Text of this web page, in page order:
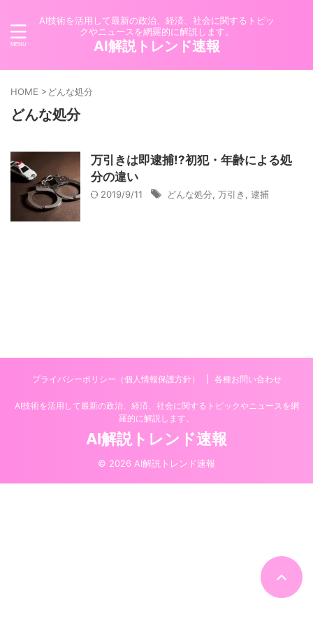
AI技術を活用して最新の政治、経済、社会に関するトピッ
クやニュースを網羅的に解説します。
AI解説トレンド速報
HOME >どんな処分
どんな処分
万引きは即逮捕!?初犯・年齢による処
分の違い
2019/9/11 どんな処分 万引き 逮捕
プライバシーポリシー（個人情報保護方針） 各種お問い合わせ
AI技術を活用して最新の政治、経済、社会に関するトピックやニュースを網
羅的に解説します。
AI解説トレンド速報
© 2026 AI解説トレンド速報